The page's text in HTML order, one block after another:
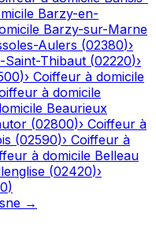
Barzy-en-
Barzy-sur-Marne
Aulers (02380)›
Saint-Thibaut (02220)›
)› Coiffeur à domicile
à domicile
Beaurieux
(02800)› Coiffeur à
(02590)› Coiffeur à
à domicile Belleau
(02420)›
)
→